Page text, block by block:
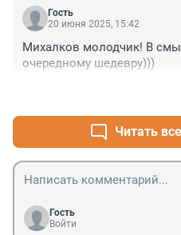
Гость
20 июня 2025, 15:42
Михалков молодчик! В
очередному шедевру)))
Читать
Гость
Войти